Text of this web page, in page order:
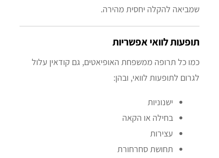
שמביאה להקלה יחסית מהירה.
תופעות לוואי אפשריות
כמו כל תרופה ממשפחת האופיאטים, גם קודאין עלול
לגרום לתופעות לוואי, ובהן:
ישנוניות
בחילה או הקאה
עצירות
תחושת סחרחורת